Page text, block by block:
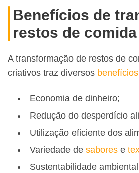
Benefícios de
restos de comida
A transformação de restos de
criativos traz diversos benefícios
Economia de dinheiro;
Redução do desperdício
Utilização eficiente dos
Variedade de sabores e
Sustentabilidade